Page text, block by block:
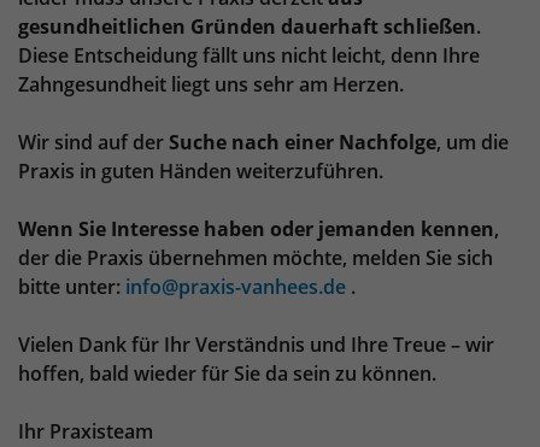
gesundheitlichen Gründen dauerhaft schließen.
Diese Entscheidung fällt uns nicht leicht, denn Ihre
Zahngesundheit liegt uns sehr am Herzen.
Wir sind auf derSuche nach einer Nachfolge, um die
Praxis in guten Händen weiterzuführen.
Wenn Sie Interesse haben oder jemanden kennen,
der die Praxis übernehmen möchte, melden Sie sich
bitte unter: info@praxis-vanhees.de .
Vielen Dank für Ihr Verständnis und Ihre Treue – wir
hoffen, bald wieder für Sie da sein zu können.
Ihr Praxisteam
Anbieter TYPO3
Laufzeit 1 Jahr
Einstellungen.